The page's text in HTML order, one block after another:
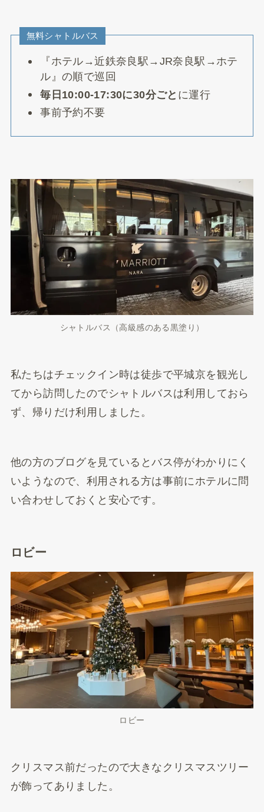
無料シャトルバス
『ホテル→近鉄奈良駅→JR奈良駅→ホテ
ル』の順で巡回
毎日10:00-17:30に30分ごと に運行
事前予約不要
シャトルバス（高級感のある黒塗り）
私たちはチェックイン時は徒歩で平城京を観光し
てから訪問したのでシャトルバスは利用しておら
ず、帰りだけ利用しました。
他の方のブログを見ているとバス停がわかりにく
いようなので、利用される方は事前にホテルに問
い合わせしておくと安心です。
ロビー
ロビー
クリスマス前だったので大きなクリスマスツリー
が飾ってありました。